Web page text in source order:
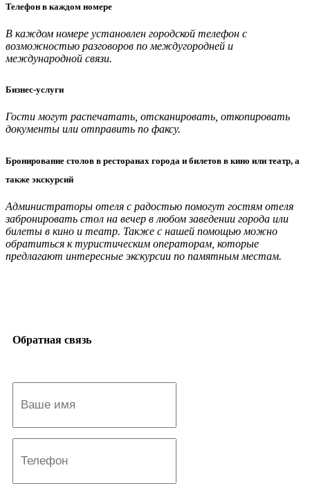
Телефон в каждом номере
В каждом номере установлен городской телефон с
возможностью разговоров по междугородней и
международной связи.
Бизнес-услуги
Гости могут распечатать, отсканировать, откопировать
документы или отправить по факсу.
Бронирование столов в ресторанах города и билетов в кино или театр, а
также экскурсий
Администраторы отеля с радостью помогут гостям отеля
забронировать стол на вечер в любом заведении города или
билеты в кино и театр. Также с нашей помощью можно
обратиться к туристическим операторам, которые
предлагают интересные экскурсии по памятным местам.
Обратная связь